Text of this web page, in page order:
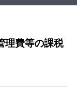
理費等の課税